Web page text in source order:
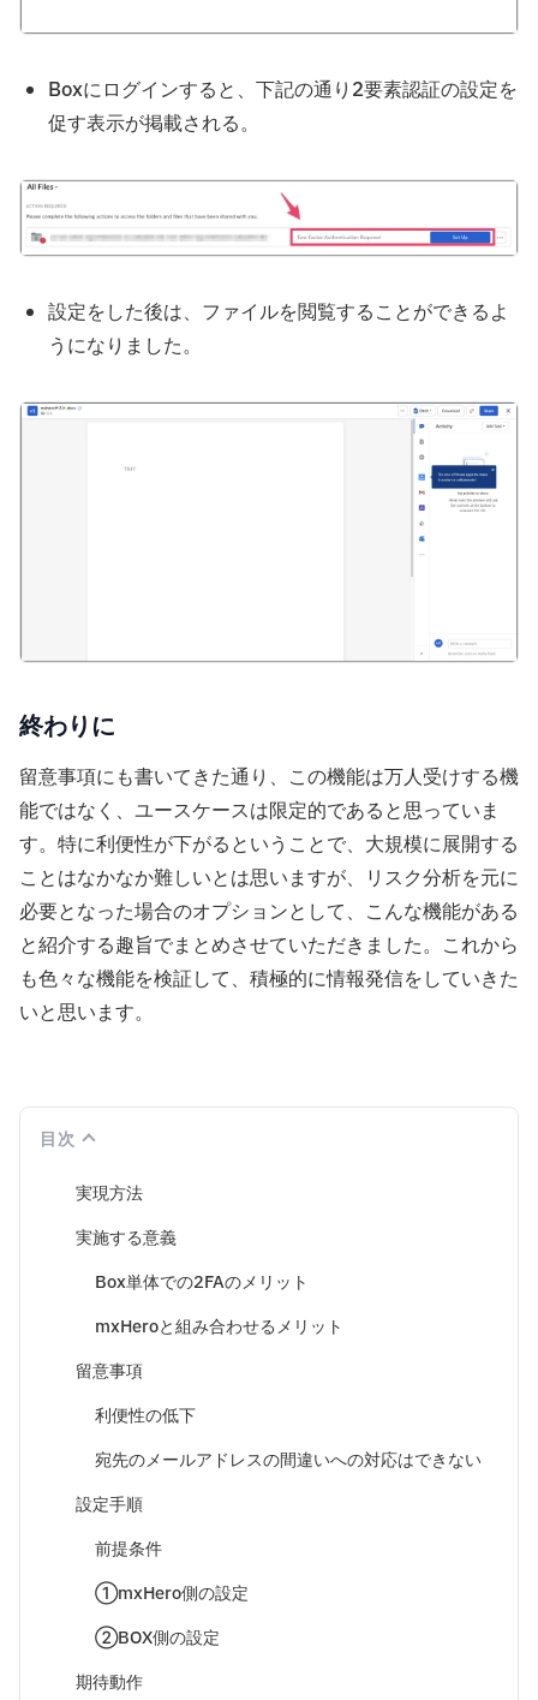
Boxにログインすると、下記の通り2要素認証の設定を
促す表示が掲載される。
設定をした後は、ファイルを閲覧することができるよ
うになりました。
終わりに
留意事項にも書いてきた通り、この機能は万人受けする機
能ではなく、ユースケースは限定的であると思っていま
す。特に利便性が下がるということで、大規模に展開する
ことはなかなか難しいとは思いますが、リスク分析を元に
必要となった場合のオプションとして、こんな機能がある
と紹介する趣旨でまとめさせていただきました。これから
も色々な機能を検証して、積極的に情報発信をしていきた
いと思います。
目次
実現方法
実施する意義
Box単体での2FAのメリット
mxHeroと組み合わせるメリット
留意事項
利便性の低下
宛先のメールアドレスの間違いへの対応はできない
設定手順
前提条件
①mxHero側の設定
②BOX側の設定
期待動作